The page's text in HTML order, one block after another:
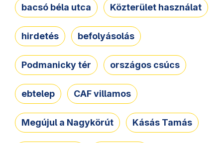
bacsó béla utca Közterület használat
hirdetés befolyásolás
Podmanicky tér országos csúcs
ebtelep CAF villamos
Megújul a Nagykörút Kásás Tamás